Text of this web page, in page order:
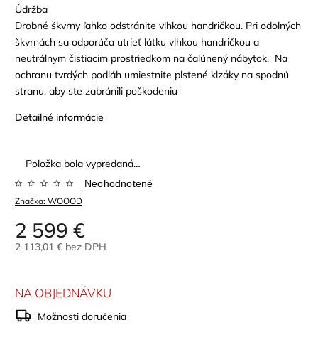
Údržba
Drobné škvrny ľahko odstránite vlhkou handričkou. Pri odolných
škvrnách sa odporúča utrieť látku vlhkou handričkou a
neutrálnym čistiacim prostriedkom na čalúnený nábytok. Na
ochranu tvrdých podláh umiestnite plstené klzáky na spodnú
stranu, aby ste zabránili poškodeniu
Detailné informácie
Položka bola vypredaná…
Značka: WOOOD
Neohodnotené
2 599 €
2 113,01 € bez DPH
NA OBJEDNÁVKU
Možnosti doručenia